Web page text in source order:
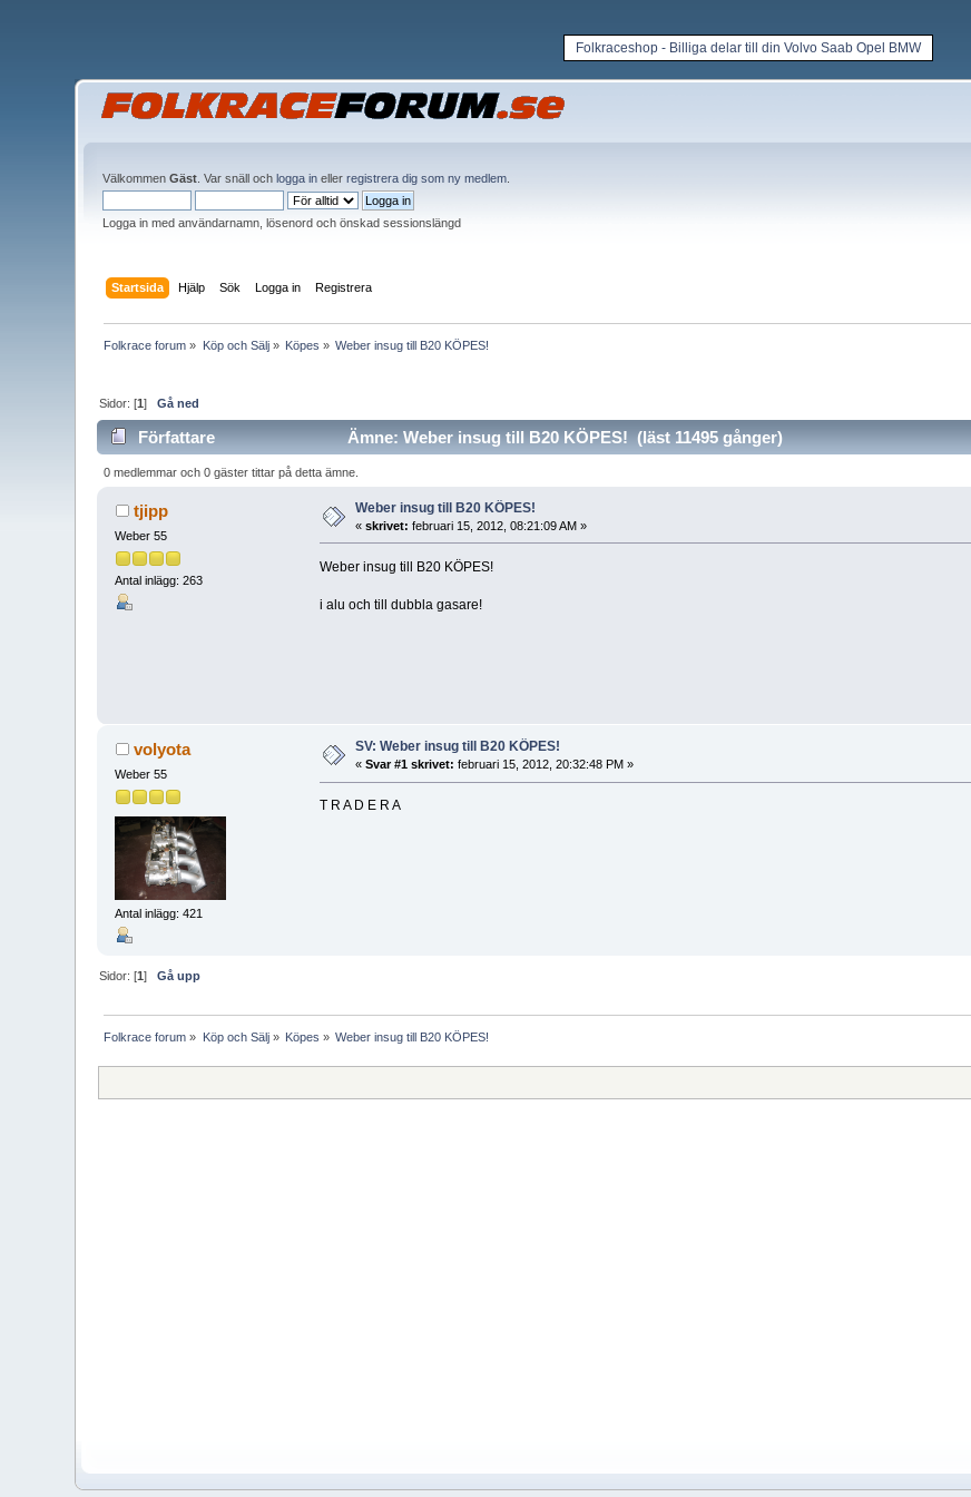
Folkraceshop - Billiga delar till din Volvo Saab Opel BMW
VälkommenGäst . Var snäll ochlogga in ellerregistrera dig som ny medlem
Logga in med användarnamn, lösenord och önskad sessionslängd
Startsida Hjälp Sök Logga in Registrera
Folkrace forum » Köp och Sälj» Köpes » Weber insug till B20 KÖPES!
Sidor: [1]Gå ned
Författare Ämne: Weber insug till B20 KÖPES! (läst 11495 gånger)
0 medlemmar och 0 gäster tittar på detta ämne.
tjipp
Weber 55
Antal inlägg: 263
Weber insug till B20 KÖPES!
«skrivet: februari 15, 2012, 08:21:09 AM »
Weber insug till B20 KÖPES!
i alu och till dubbla gasare!
volyota
Weber 55
Antal inlägg: 421
SV: Weber insug till B20 KÖPES!
«Svar #1 skrivet: februari 15, 2012, 20:32:48 PM »
T R A D E R A
Sidor: [1]Gå upp
Folkrace forum » Köp och Sälj» Köpes » Weber insug till B20 KÖPES!